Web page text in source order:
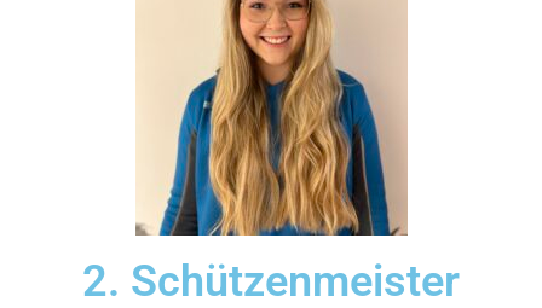
2. Schützenmeister